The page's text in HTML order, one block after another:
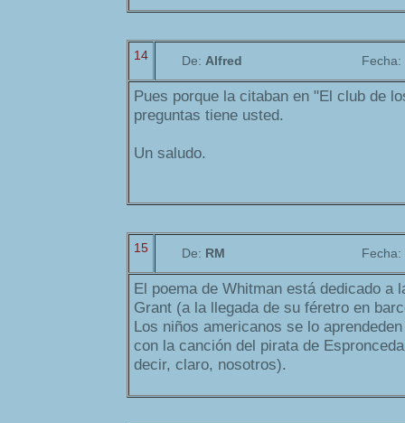
14 De: Alfred Fecha:
Pues porque la citaban en "El club de
preguntas tiene usted.
Un saludo.
15 De: RM Fecha:
El poema de Whitman está dedicado a
Grant (a la llegada de su féretro en
Los niños americanos se lo
con la canción del pirata de
decir, claro, nosotros).